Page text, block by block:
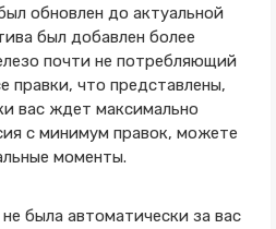
обновлен до актуальной
был добавлен более
почти не потребляющий
правки, что представлены,
вас ждет максимально
с минимум правок, можете
моменты.
была автоматически за вас